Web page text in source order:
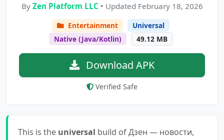
By Zen Platform LLC • Updated February 18, 2026
Entertainment
Universal
Native (Java/Kotlin)
49.12 MB
Download APK
Verified Safe
This is the universal build of Дзен — новости,